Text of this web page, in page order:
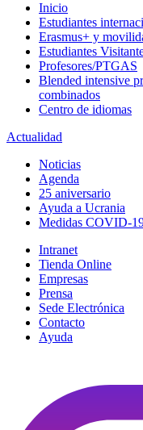
Inicio
Estudiantes
Erasmus+ y
Estudiantes
Profesores/PTGAS
Blended intensive
combinados
Centro de idiomas
Actualidad
Noticias
Agenda
25 aniversario
Ayuda a Ucrania
Medidas COVID-
Intranet
Tienda Online
Empresas
Prensa
Sede Electrónica
Contacto
Ayuda